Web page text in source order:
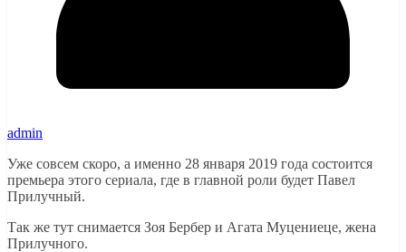
admin
Уже совсем скоро, а именно 28 января 2019 года состоится
премьера этого сериала, где в главной роли будет Павел
Прилучный.
Так же тут снимается Зоя Бербер и Агата Муцениеце, жена
Прилучного.